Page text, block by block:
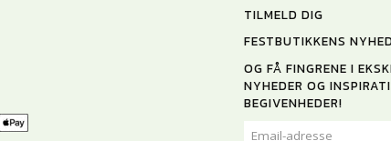
TILMELD DIG
FESTBUTIKKENS
OG FÅ FINGRENE I
NYHEDER OG
BEGIVENHEDER!
EMAIL-